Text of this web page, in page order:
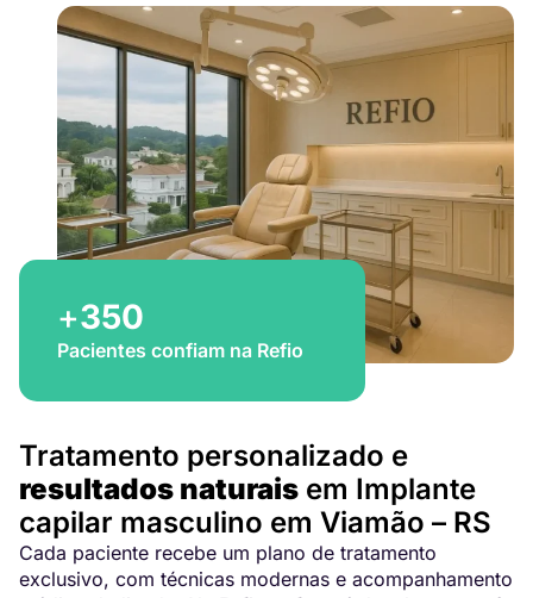
+350
Pacientes confiam na Refio
Tratamento personalizado e
resultados naturais em Implante
capilar masculino em Viamão – RS
Cada paciente recebe um plano de tratamento
exclusivo, com técnicas modernas e acompanhamento